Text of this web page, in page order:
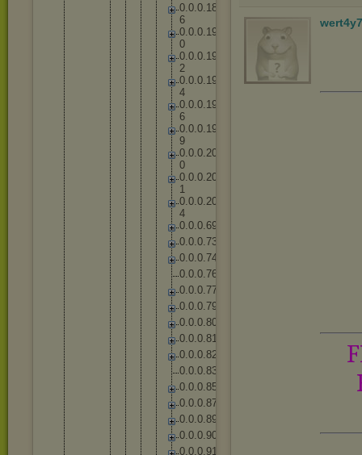
0.0.0.18
6
0.0.0.19
0
0.0.0.19
2
0.0.0.19
4
0.0.0.19
6
0.0.0.19
9
0.0.0.20
0
0.0.0.20
1
0.0.0.20
4
0.0.0.69
0.0.0.73
0.0.0.74
0.0.0.76
0.0.0.77
0.0.0.79
0.0.0.80
0.0.0.81
0.0.0.82
0.0.0.83
0.0.0.85
0.0.0.87
0.0.0.89
0.0.0.90
0.0.0.91